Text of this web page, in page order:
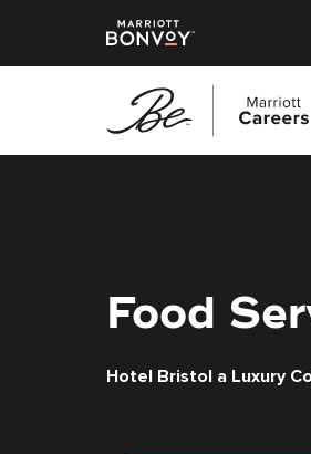
Food
Hotel Bristol a Luxury